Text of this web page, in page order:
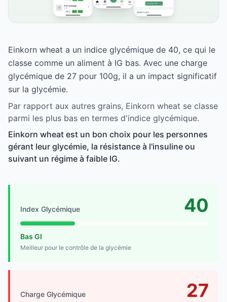
Einkorn wheat a un indice glycémique de 40, ce qui le
classe comme un aliment à IG bas. Avec une charge
glycémique de 27 pour 100g, il a un impact significatif
sur la glycémie.
Par rapport aux autres grains, Einkorn wheat se classe
parmi les plus bas en termes d'indice glycémique.
Einkorn wheat est un bon choix pour les personnes
gérant leur glycémie, la résistance à l'insuline ou
suivant un régime à faible IG.
Index Glycémique 40
Bas GI
Meilleur pour le contrôle de la glycémie
Charge Glycémique 27